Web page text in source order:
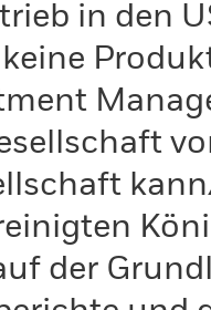
in den
keine
der